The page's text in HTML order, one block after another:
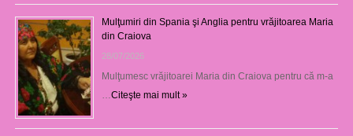
Mulţumiri din Spania şi Anglia pentru vrăjitoarea Maria
din Craiova
28/07/2026
Mulţumesc vrăjitoarei Maria din Craiova pentru că m-a
…Citeşte mai mult »